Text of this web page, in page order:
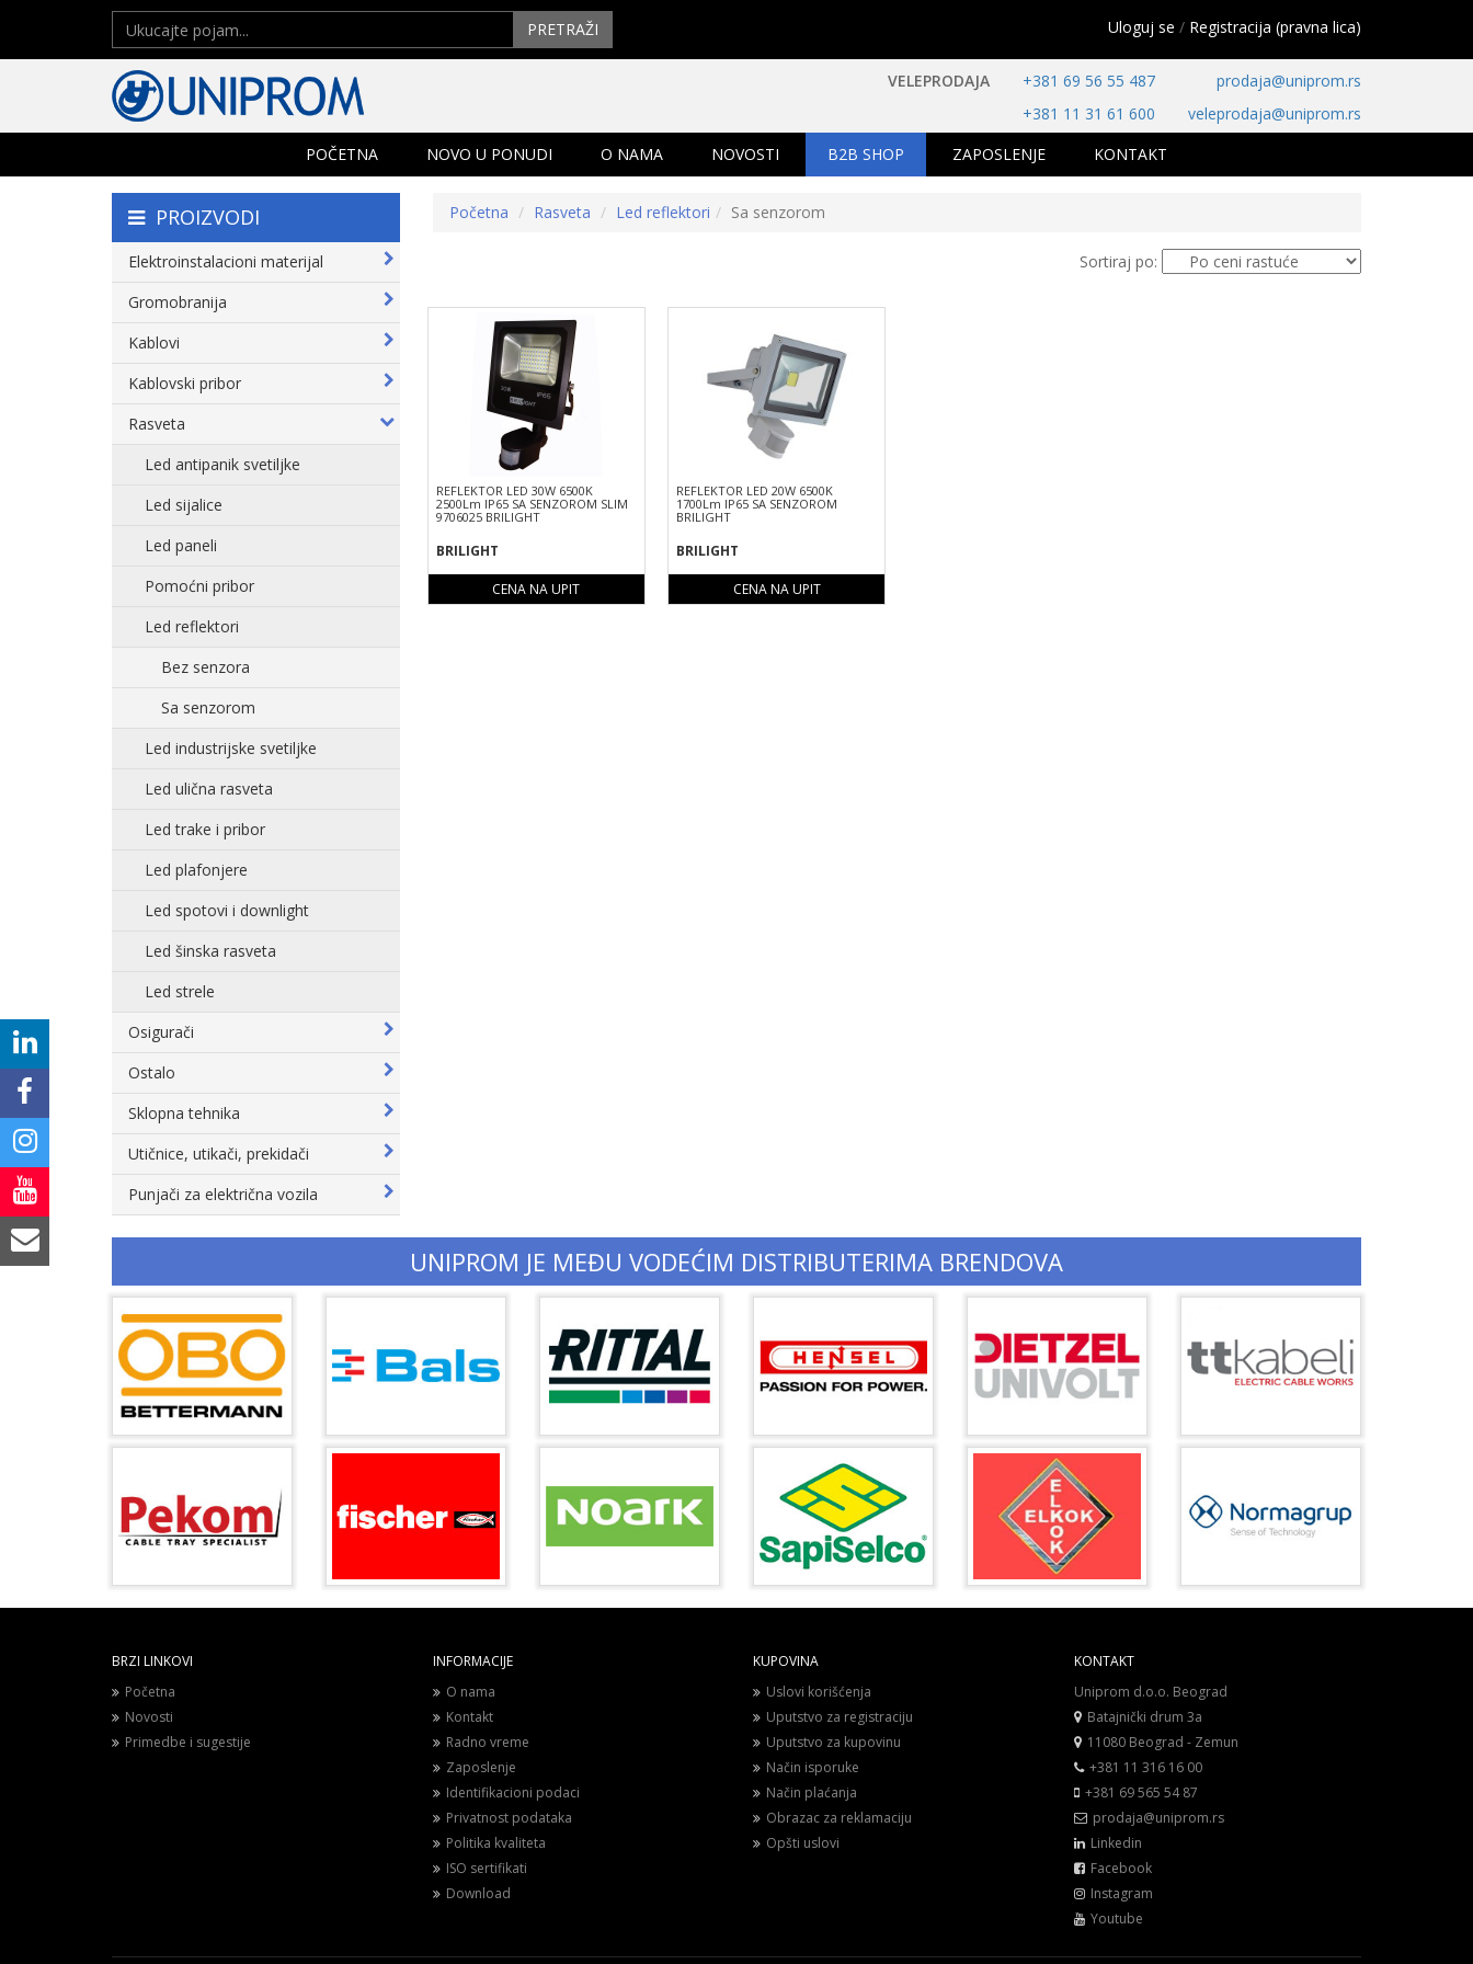
PRETRAŽI Uloguj se / Registracija (pravna lica)
VELEPRODAJA +381 69 56 55 487
prodaja@uniprom.rs
+381 11 31 61 600
veleprodaja@uniprom.rs
POČETNA
NOVO U PONUDI O NAMA NOVOSTI B2B SHOP ZAPOSLENJE KONTAKT
PROIZVODI
Elektroinstalacioni materijal
Gromobranija
Kablovi
Kablovski pribor
Rasveta
Led antipanik svetiljke
Led sijalice
Led paneli
Pomoćni pribor
Led reflektori
Bez senzora
Sa senzorom
Led industrijske svetiljke
Led ulična rasveta
Led trake i pribor
Led plafonjere
Led spotovi i downlight
Led šinska rasveta
Led strele
Osigurači
Ostalo
Sklopna tehnika
Utičnice, utikači, prekidači
Punjači za električna vozila
Početna Rasveta Led reflektori Sa senzorom
Sortiraj po:
REFLEKTOR LED 30W 6500K
2500Lm IP65 SA SENZOROM SLIM
9706025 BRILIGHT
BRILIGHT
CENA NA UPIT
REFLEKTOR LED 20W 6500K
1700Lm IP65 SA SENZOROM
BRILIGHT
BRILIGHT
CENA NA UPIT
UNIPROM JE MEĐU VODEĆIM DISTRIBUTERIMA BRENDOVA
BRZI LINKOVI
Početna
Novosti
Primedbe i sugestije
INFORMACIJE
O nama
Kontakt
Radno vreme
Zaposlenje
Identifikacioni podaci
Privatnost podataka
Politika kvaliteta
ISO sertifikati
Download
KUPOVINA
Uslovi korišćenja
Uputstvo za registraciju
Uputstvo za kupovinu
Način isporuke
Način plaćanja
Obrazac za reklamaciju
Opšti uslovi
KONTAKT
Uniprom d.o.o. Beograd
Batajnički drum 3a
11080 Beograd - Zemun
+381 11 316 16 00
+381 69 565 54 87
prodaja@uniprom.rs
Linkedin
Facebook
Instagram
Youtube